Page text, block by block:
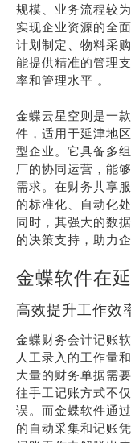
规模、业务流程较
实现企业资源的全
计划制定、物料采
能提供精准的管理
率和管理水平 。
金蝶云星空则是一
件，适用于延津地
型企业。它具备多
厂的协同运营，能
需求。在财务共享
的标准化、自动化
同时，其强大的数
的决策支持，助力
金蝶软件在
高效提升工作效
金蝶财务会计记账
人工录入的工作量
大量的财务单据需
往手工记账方式不
误。而金蝶软件通
的自动采集和记账